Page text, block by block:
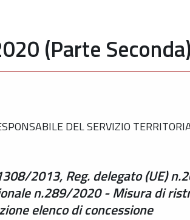
(Parte Seconda)
DEL SERVIZIO
2013, Reg. delegato (UE)
n.289/2020 - Misura di
elenco di concessione